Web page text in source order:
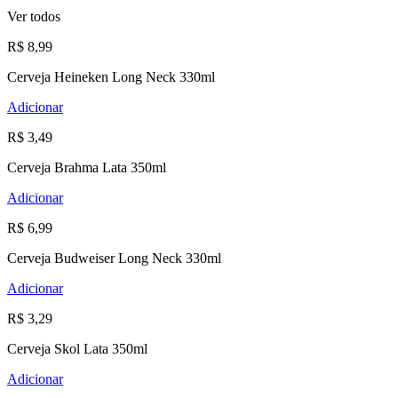
Ver todos
R$ 8,99
Cerveja Heineken Long Neck 330ml
Adicionar
R$ 3,49
Cerveja Brahma Lata 350ml
Adicionar
R$ 6,99
Cerveja Budweiser Long Neck 330ml
Adicionar
R$ 3,29
Cerveja Skol Lata 350ml
Adicionar